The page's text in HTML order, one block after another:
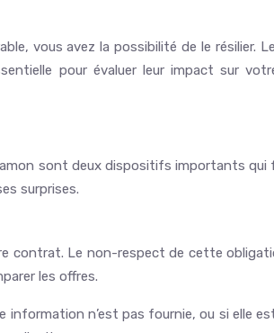
vous avez la possibilité de le résilier.
pour évaluer leur impact sur
sont deux dispositifs importants
surprises.
contrat. Le non-respect de cette
les offres.
information n’est pas fournie, ou si elle